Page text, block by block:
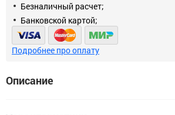
Безналичный расчет;
Банковской картой;
Подробнее про оплату
Описание